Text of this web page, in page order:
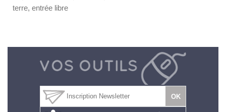
terre, entrée libre